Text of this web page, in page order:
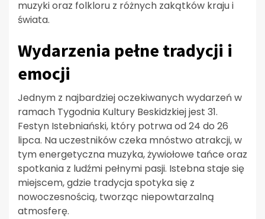
muzyki oraz folkloru z różnych zakątków kraju i
świata.
Wydarzenia pełne tradycji i
emocji
Jednym z najbardziej oczekiwanych wydarzeń w
ramach Tygodnia Kultury Beskidzkiej jest 31.
Festyn Istebniański, który potrwa od 24 do 26
lipca. Na uczestników czeka mnóstwo atrakcji, w
tym energetyczna muzyka, żywiołowe tańce oraz
spotkania z ludźmi pełnymi pasji. Istebna staje się
miejscem, gdzie tradycja spotyka się z
nowoczesnością, tworząc niepowtarzalną
atmosferę.